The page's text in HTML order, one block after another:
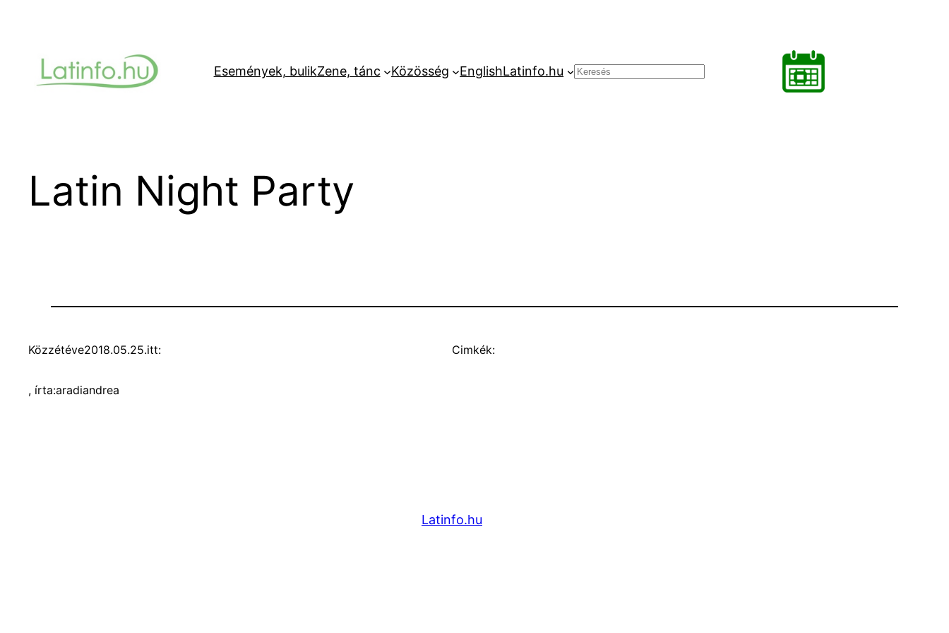
Események, bulikZene, tánc Közösség EnglishLatinfo.hu Keresés
Latin Night Party
Közzétéve2018.05.25.itt:
, írta:aradiandrea
Cimkék:
Latinfo.hu